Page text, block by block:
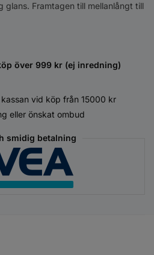
glans. Framtagen till mellanlångt till
över 999 kr (ej inredning)
vid köp från 15000 kr
eller önskat ombud
smidig betalning